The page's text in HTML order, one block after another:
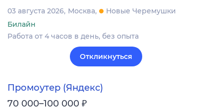
03 августа 2026 Москва
Новые Черемушки
Билайн
Работа от 4 часов в день, без опыта
Откликнуться
Промоутер (Яндекс)
70 000–100 000 ₽